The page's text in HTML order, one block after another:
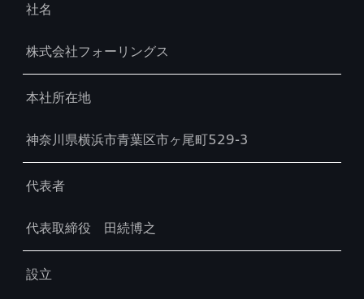
社名
株式会社フォーリングス
本社所在地
神奈川県横浜市青葉区市ヶ尾町529-3
代表者
代表取締役 田続博之
設立